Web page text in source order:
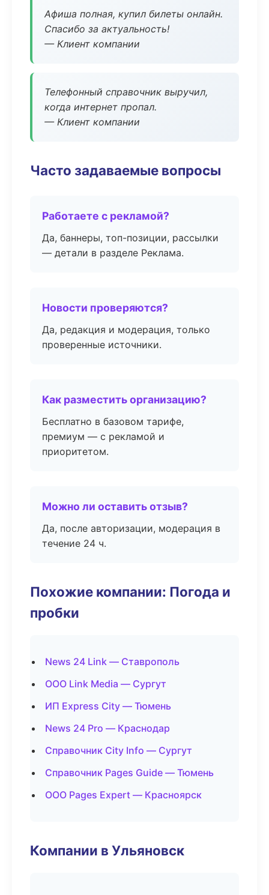
Афиша полная, купил билеты онлайн.
Спасибо за актуальность!
— Клиент компании
Телефонный справочник выручил,
когда интернет пропал.
— Клиент компании
Часто задаваемые вопросы
Работаете с рекламой?
Да, баннеры, топ-позиции, рассылки
— детали в разделе Реклама.
Новости проверяются?
Да, редакция и модерация, только
проверенные источники.
Как разместить организацию?
Бесплатно в базовом тарифе,
премиум — с рекламой и
приоритетом.
Можно ли оставить отзыв?
Да, после авторизации, модерация в
течение 24 ч.
Похожие компании: Погода и
пробки
News 24 Link — Ставрополь
ООО Link Media — Сургут
ИП Express City — Тюмень
News 24 Pro — Краснодар
Справочник City Info — Сургут
Справочник Pages Guide — Тюмень
ООО Pages Expert — Красноярск
Компании в Ульяновск